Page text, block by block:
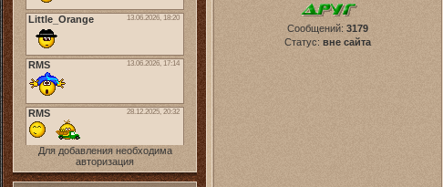
Для добавления необходима
авторизация
Сообщений: 3179
Статус: вне сайта